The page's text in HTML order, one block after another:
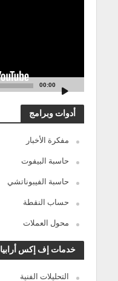
00:00
أدوات وبرامج
مفكرة الأخبار
حاسبة البيفوت
حاسبة الفيبوناتشي
حساب النقطة
محول العملات
خدمات إف إكس أرابيا
التحليلات الفنية